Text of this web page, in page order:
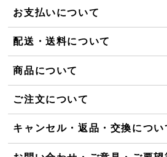
お支払いについて
配送・送料について
商品について
ご注文について
キャンセル・返品・交換につい